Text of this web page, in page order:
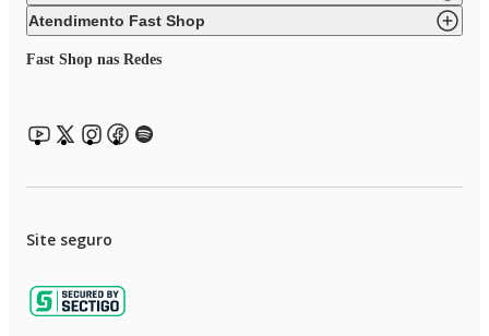
Atendimento Fast Shop
Fast Shop nas Redes
Site seguro